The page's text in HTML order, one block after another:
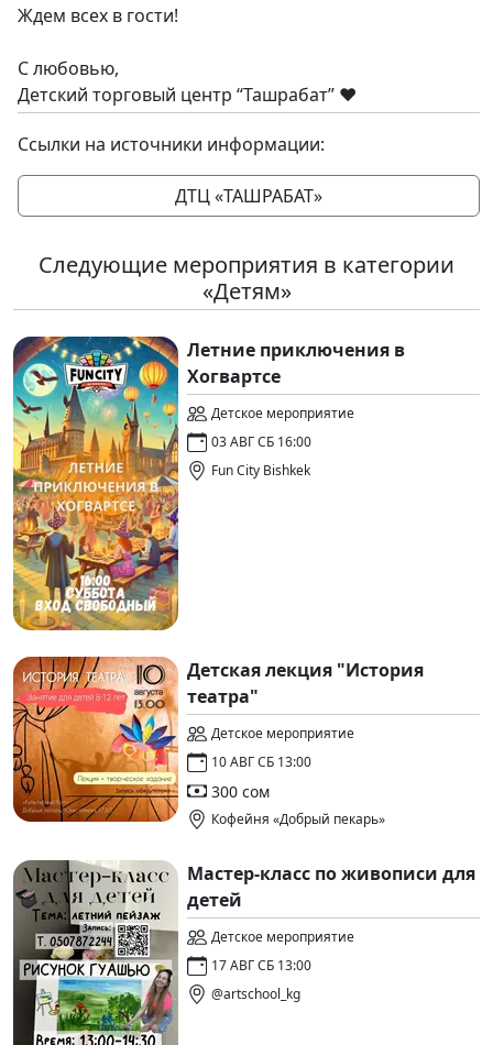
Ждем всех в гости!
С любовью,
Детский торговый центр “Ташрабат” ❤️
Ссылки на источники информации:
ДТЦ «ТАШРАБАТ»
Следующие мероприятия в категории
«Детям»
Летние приключения в
Хогвартсе
Детское мероприятие
03 АВГ СБ 16:00
Fun City Bishkek
Детская лекция "История
театра"
Детское мероприятие
10 АВГ СБ 13:00
300 сом
Кофейня «Добрый пекарь»
Мастер-класс по живописи для
детей
Детское мероприятие
17 АВГ СБ 13:00
@artschool_kg